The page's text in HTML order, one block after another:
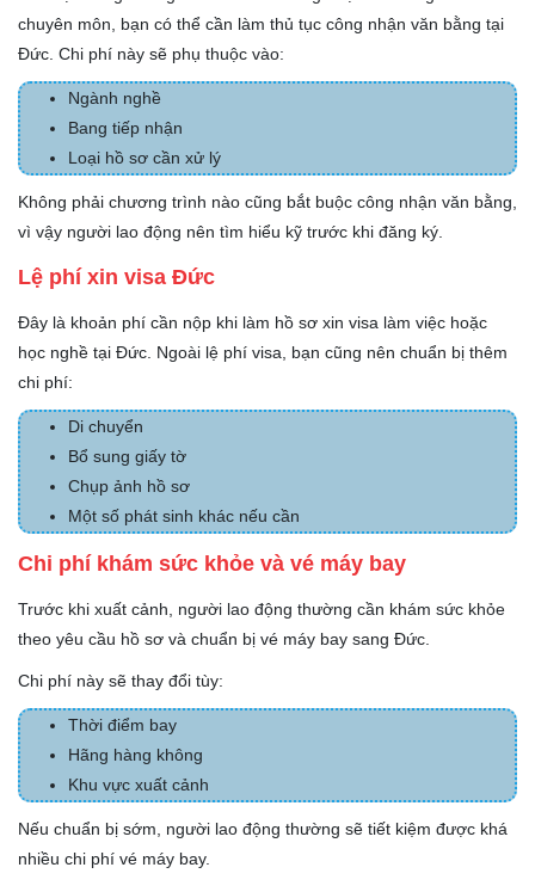
chuyên môn, bạn có thể cần làm thủ tục công nhận văn bằng tại
Đức. Chi phí này sẽ phụ thuộc vào:
Ngành nghề
Bang tiếp nhận
Loại hồ sơ cần xử lý
Không phải chương trình nào cũng bắt buộc công nhận văn bằng,
vì vậy người lao động nên tìm hiểu kỹ trước khi đăng ký.
Lệ phí xin visa Đức
Đây là khoản phí cần nộp khi làm hồ sơ xin visa làm việc hoặc
học nghề tại Đức. Ngoài lệ phí visa, bạn cũng nên chuẩn bị thêm
chi phí:
Di chuyển
Bổ sung giấy tờ
Chụp ảnh hồ sơ
Một số phát sinh khác nếu cần
Chi phí khám sức khỏe và vé máy bay
Trước khi xuất cảnh, người lao động thường cần khám sức khỏe
theo yêu cầu hồ sơ và chuẩn bị vé máy bay sang Đức.
Chi phí này sẽ thay đổi tùy:
Thời điểm bay
Hãng hàng không
Khu vực xuất cảnh
Nếu chuẩn bị sớm, người lao động thường sẽ tiết kiệm được khá
nhiều chi phí vé máy bay.